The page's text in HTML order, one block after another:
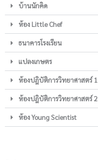
บ้านนักคิด
ห้อง Little Chef
ธนาคารโรงเรียน
แปลงเกษตร
ห้องปฎิบัติการวิทยาศาสตร์ 1
ห้องปฎิบัติการวิทยาศาสตร์ 2
ห้อง Young Scientist